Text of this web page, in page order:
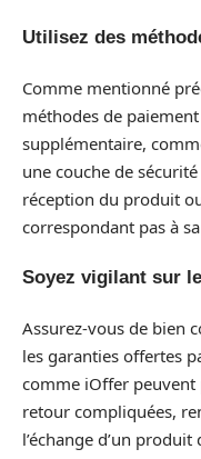
Utilisez des
Comme mentionné
méthodes de
supplémentaire,
une couche de
réception du produit
correspondant pas à
Soyez vigilant sur
Assurez-vous de bien
les garanties offertes
comme iOffer
retour compliquées,
l’échange d’un produit